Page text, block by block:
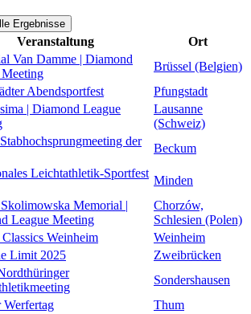
Ergebnisse
Veranstaltung
Ort
Van Damme | Diamond
Brüssel (Belgien)
Abendsportfest
Pfungstadt
| Diamond League
Lausanne
(Schweiz)
der
Beckum
Leichtathletik-Sportfest
Minden
Memorial |
League Meeting
Chorzów,
Schlesien (Polen)
Weinheim
Weinheim
Limit 2025
Zweibrücken
Sondershausen
Werfertag
Thum